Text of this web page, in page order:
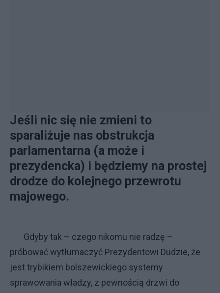
Jeśli nic się nie zmieni to
sparaliżuje nas obstrukcja
parlamentarna (a może i
prezydencka) i będziemy na prostej
drodze do kolejnego przewrotu
majowego.
Gdyby tak – czego nikomu nie radzę –
próbować wytłumaczyć Prezydentowi Dudzie, że
jest trybikiem bolszewickiego systemy
sprawowania władzy, z pewnością drzwi do